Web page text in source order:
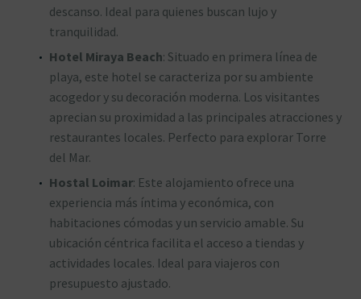
descanso. Ideal para quienes buscan lujo y
tranquilidad.
Hotel Miraya Beach: Situado en primera línea de
playa, este hotel se caracteriza por su ambiente
acogedor y su decoración moderna. Los visitantes
aprecian su proximidad a las principales atracciones y
restaurantes locales. Perfecto para explorar Torre
del Mar.
Hostal Loimar: Este alojamiento ofrece una
experiencia más íntima y económica, con
habitaciones cómodas y un servicio amable. Su
ubicación céntrica facilita el acceso a tiendas y
actividades locales. Ideal para viajeros con
presupuesto ajustado.